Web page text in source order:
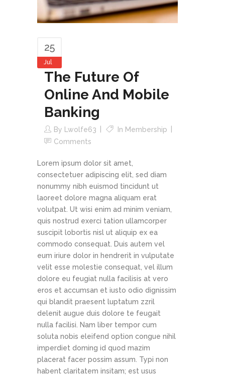
25
Jul
The Future Of
Online And Mobile
Banking
By Lwolfe63 In Membership
Comments
Lorem ipsum dolor sit amet,
consectetuer adipiscing elit, sed diam
nonummy nibh euismod tincidunt ut
laoreet dolore magna aliquam erat
volutpat. Ut wisi enim ad minim veniam,
quis nostrud exerci tation ullamcorper
suscipit lobortis nisl ut aliquip ex ea
commodo consequat. Duis autem vel
eum iriure dolor in hendrerit in vulputate
velit esse molestie consequat, vel illum
dolore eu feugiat nulla facilisis at vero
eros et accumsan et iusto odio dignissim
qui blandit praesent luptatum zzril
delenit augue duis dolore te feugait
nulla facilisi. Nam liber tempor cum
soluta nobis eleifend option congue nihil
imperdiet doming id quod mazim
placerat facer possim assum. Typi non
habent claritatem insitam; est usus